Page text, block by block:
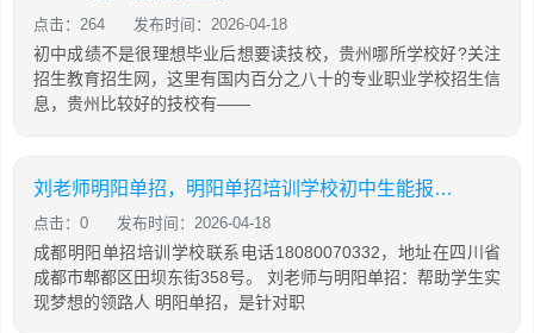
点击：264 发布时间：2026-04-18
初中成绩不是很理想毕业后想要读技校，贵州哪所学校好?关注
招生教育招生网，这里有国内百分之八十的专业职业学校招生信
息，贵州比较好的技校有——
刘老师明阳单招，明阳单招培训学校初中生能报读吗
点击：0 发布时间：2026-04-18
成都明阳单招培训学校联系电话18080070332，地址在四川省
成都市郫都区田坝东街358号。 刘老师与明阳单招：帮助学生实
现梦想的领路人 明阳单招，是针对职